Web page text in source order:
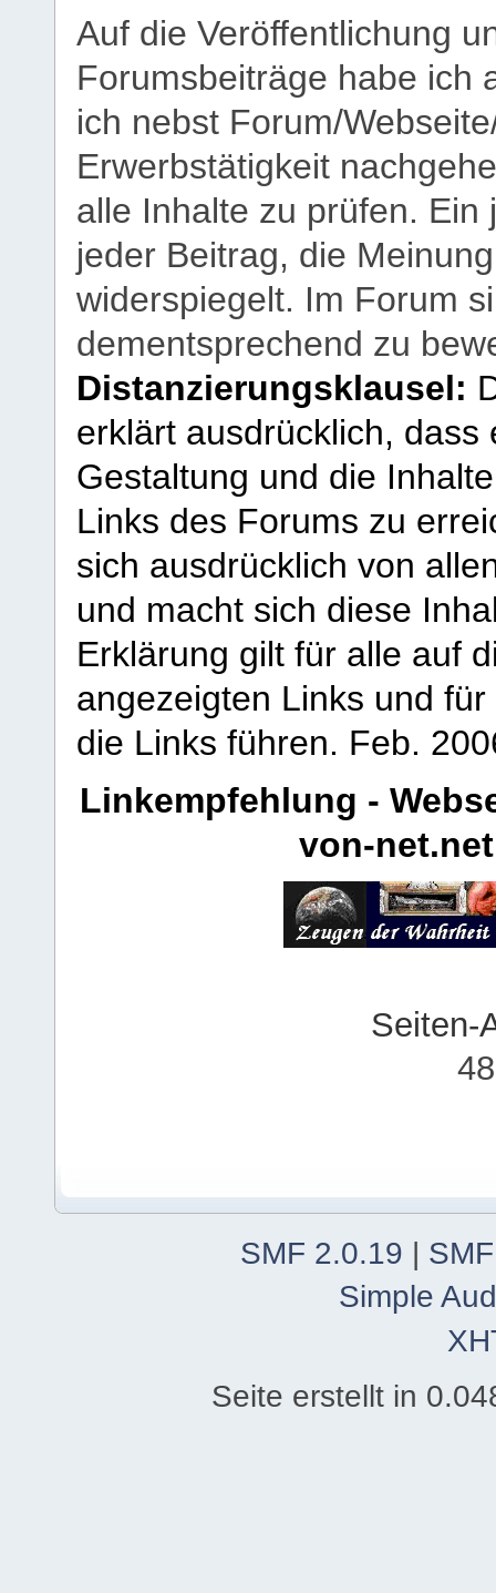
Auf die Veröffentlichung
Forumsbeiträge habe ich
ich nebst Forum/
Erwerbstätigkeit
alle Inhalte zu prüfen.
jeder Beitrag, die
widerspiegelt. Im Forum
dementsprechend zu
Distanzierungsklausel:
erklärt ausdrücklich,
Gestaltung und die
Links des Forums zu
sich ausdrücklich von
und macht sich diese
Erklärung gilt für alle auf
angezeigten Links und
die Links führen. Feb.
Linkempfehlung -
von-net.net
Seiten-
SMF 2.0.19 |
Simple
Seite erstellt in